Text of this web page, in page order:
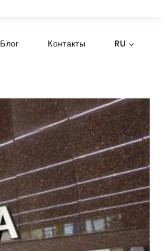
Блог Контакты RU